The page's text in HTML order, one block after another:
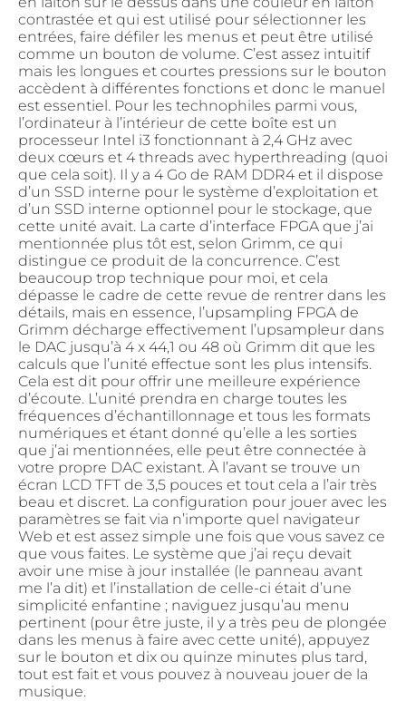
contrastée et qui est utilisé pour sélectionner les
entrées, faire défiler les menus et peut être utilisé
comme un bouton de volume. C’est assez intuitif
mais les longues et courtes pressions sur le bouton
accèdent à différentes fonctions et donc le manuel
est essentiel. Pour les technophiles parmi vous,
l’ordinateur à l’intérieur de cette boîte est un
processeur Intel i3 fonctionnant à 2,4 GHz avec
deux cœurs et 4 threads avec hyperthreading (quoi
que cela soit). Il y a 4 Go de RAM DDR4 et il dispose
d’un SSD interne pour le système d’exploitation et
d’un SSD interne optionnel pour le stockage, que
cette unité avait. La carte d’interface FPGA que j’ai
mentionnée plus tôt est, selon Grimm, ce qui
distingue ce produit de la concurrence. C’est
beaucoup trop technique pour moi, et cela
dépasse le cadre de cette revue de rentrer dans les
détails, mais en essence, l’upsampling FPGA de
Grimm décharge effectivement l’upsampleur dans
le DAC jusqu’à 4 x 44,1 ou 48 où Grimm dit que les
calculs que l’unité effectue sont les plus intensifs.
Cela est dit pour offrir une meilleure expérience
d’écoute. L’unité prendra en charge toutes les
fréquences d’échantillonnage et tous les formats
numériques et étant donné qu’elle a les sorties
que j’ai mentionnées, elle peut être connectée à
votre propre DAC existant. À l’avant se trouve un
écran LCD TFT de 3,5 pouces et tout cela a l’air très
beau et discret. La configuration pour jouer avec les
paramètres se fait via n’importe quel navigateur
Web et est assez simple une fois que vous savez ce
que vous faites. Le système que j’ai reçu devait
avoir une mise à jour installée (le panneau avant
me l’a dit) et l’installation de celle-ci était d’une
simplicité enfantine ; naviguez jusqu’au menu
pertinent (pour être juste, il y a très peu de plongée
dans les menus à faire avec cette unité), appuyez
sur le bouton et dix ou quinze minutes plus tard,
tout est fait et vous pouvez à nouveau jouer de la
musique.